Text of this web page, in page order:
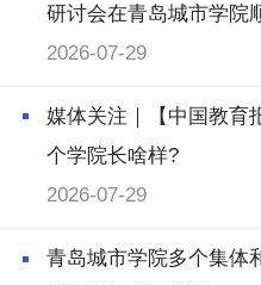
研讨会在青岛城市学院
2026-07-29
媒体关注｜【中国教育
个学院长啥样?
2026-07-29
青岛城市学院多个集体